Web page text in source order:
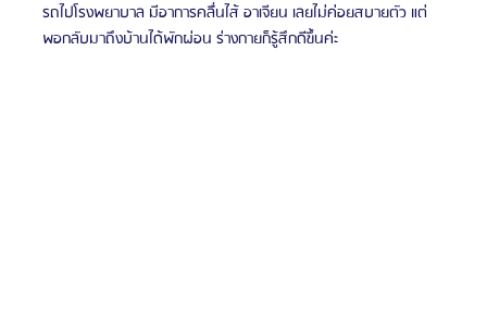
รถไปโรงพยาบาล มีอาการคลื่นไส้ อาเจียน เลยไม่ค่อยสบายตัว แต่
พอกลับมาถึงบ้านได้พักผ่อน ร่างกายก็รู้สึกดีขึ้นค่ะ